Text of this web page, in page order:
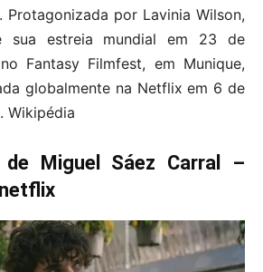
Protagonizada por Lavinia Wilson,
sua estreia mundial em 23 de
Fantasy Filmfest, em Munique,
globalmente na Netflix em 6 de
Wikipédia
de Miguel Sáez Carral –